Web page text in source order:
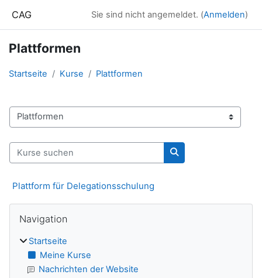
CAG Sie sind nicht angemeldet. (Anmelden)
Plattformen
Startseite Kurse Plattformen
Kursbereiche
Kurse suchen
Kurse suchen
Plattform für Delegationsschulung
Blöcke
Navigation
Startseite
Meine Kurse
Nachrichten der Website